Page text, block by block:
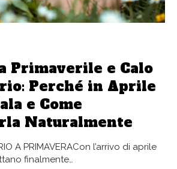
Primaverile e Calo
Perché in Aprile
e Come
Naturalmente
A PRIMAVERACon l’arrivo di aprile
finalmente…